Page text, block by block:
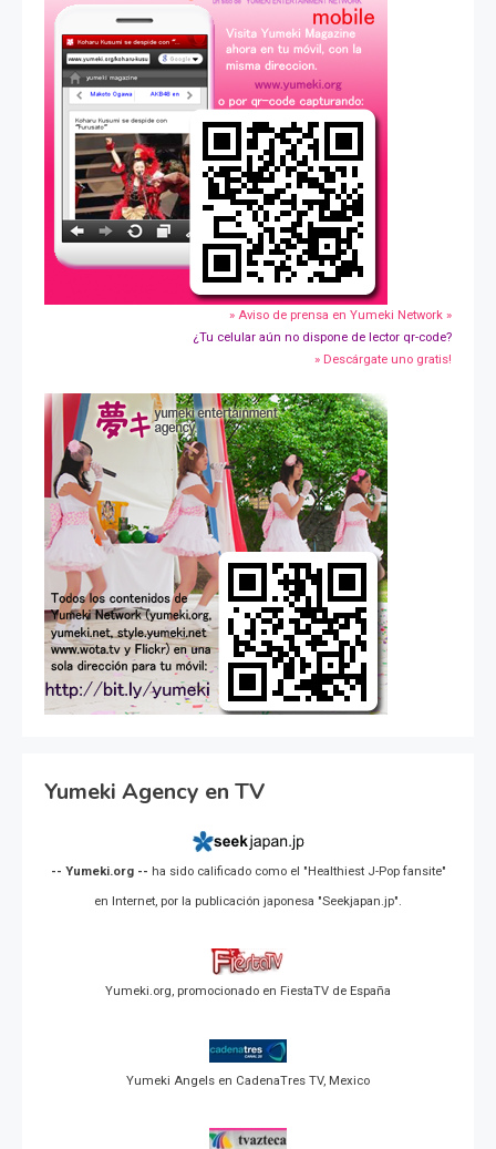
» Aviso de prensa en Yumeki Network »
¿Tu celular aún no dispone de lector qr-code?
» Descárgate uno gratis!
Yumeki Agency en TV
-- Yumeki.org -- ha sido calificado como el "Healthiest J-Pop fansite"
en Internet, por la publicación japonesa "Seekjapan.jp".
Yumeki.org, promocionado en FiestaTV de España
Yumeki Angels en CadenaTres TV, Mexico